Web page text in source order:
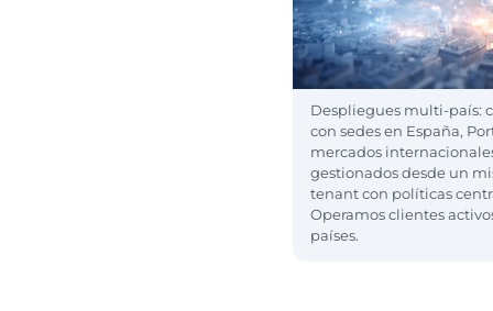
Despliegues multi-país:
con sedes en España,
mercados
gestionados desde un
tenant con políticas
Operamos clientes
países.